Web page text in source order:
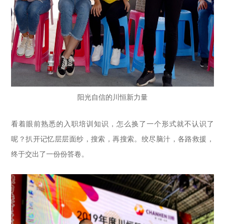
阳光自信的川恒新力量
看着眼前熟悉的入职培训知识，怎么换了一个形式就不认识了
呢？扒开记忆层层面纱，搜索，再搜索。绞尽脑汁，各路救援，
终于交出了一份份答卷。